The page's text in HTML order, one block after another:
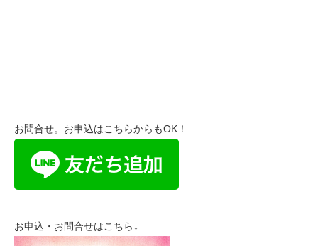
—————————————————————
お問合せ。お申込はこちらからもOK！
お申込・お問合せはこちら↓